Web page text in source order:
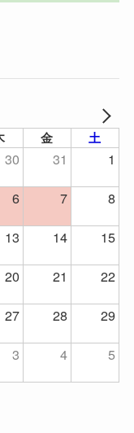
金 土
30 31
1
6 7 8
13 14
15
20 21
22
27 28
29
3 4 5